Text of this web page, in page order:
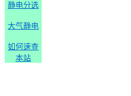
静电分选
大气静电
如何速查
本站